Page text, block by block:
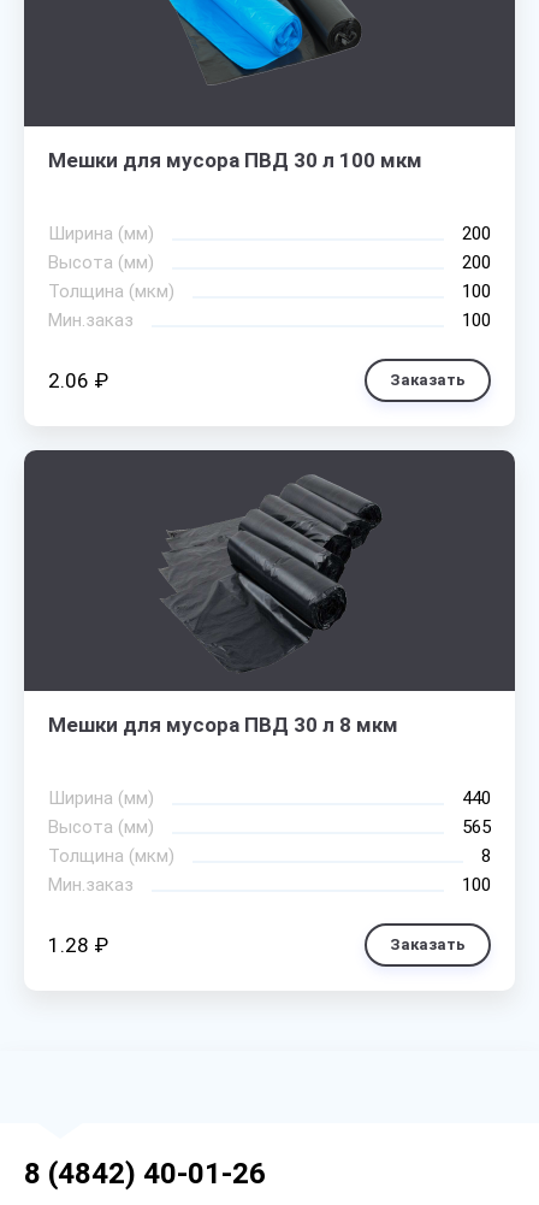
Мешки для мусора ПВД 30 л 100 мкм
Ширина (мм)
200
Высота (мм)
200
Толщина (мкм)
100
Мин.заказ
100
2.06 ₽ Заказать
Мешки для мусора ПВД 30 л 8 мкм
Ширина (мм)
440
Высота (мм)
565
Толщина (мкм)
8
Мин.заказ
100
1.28 ₽ Заказать
8 (4842) 40-01-26